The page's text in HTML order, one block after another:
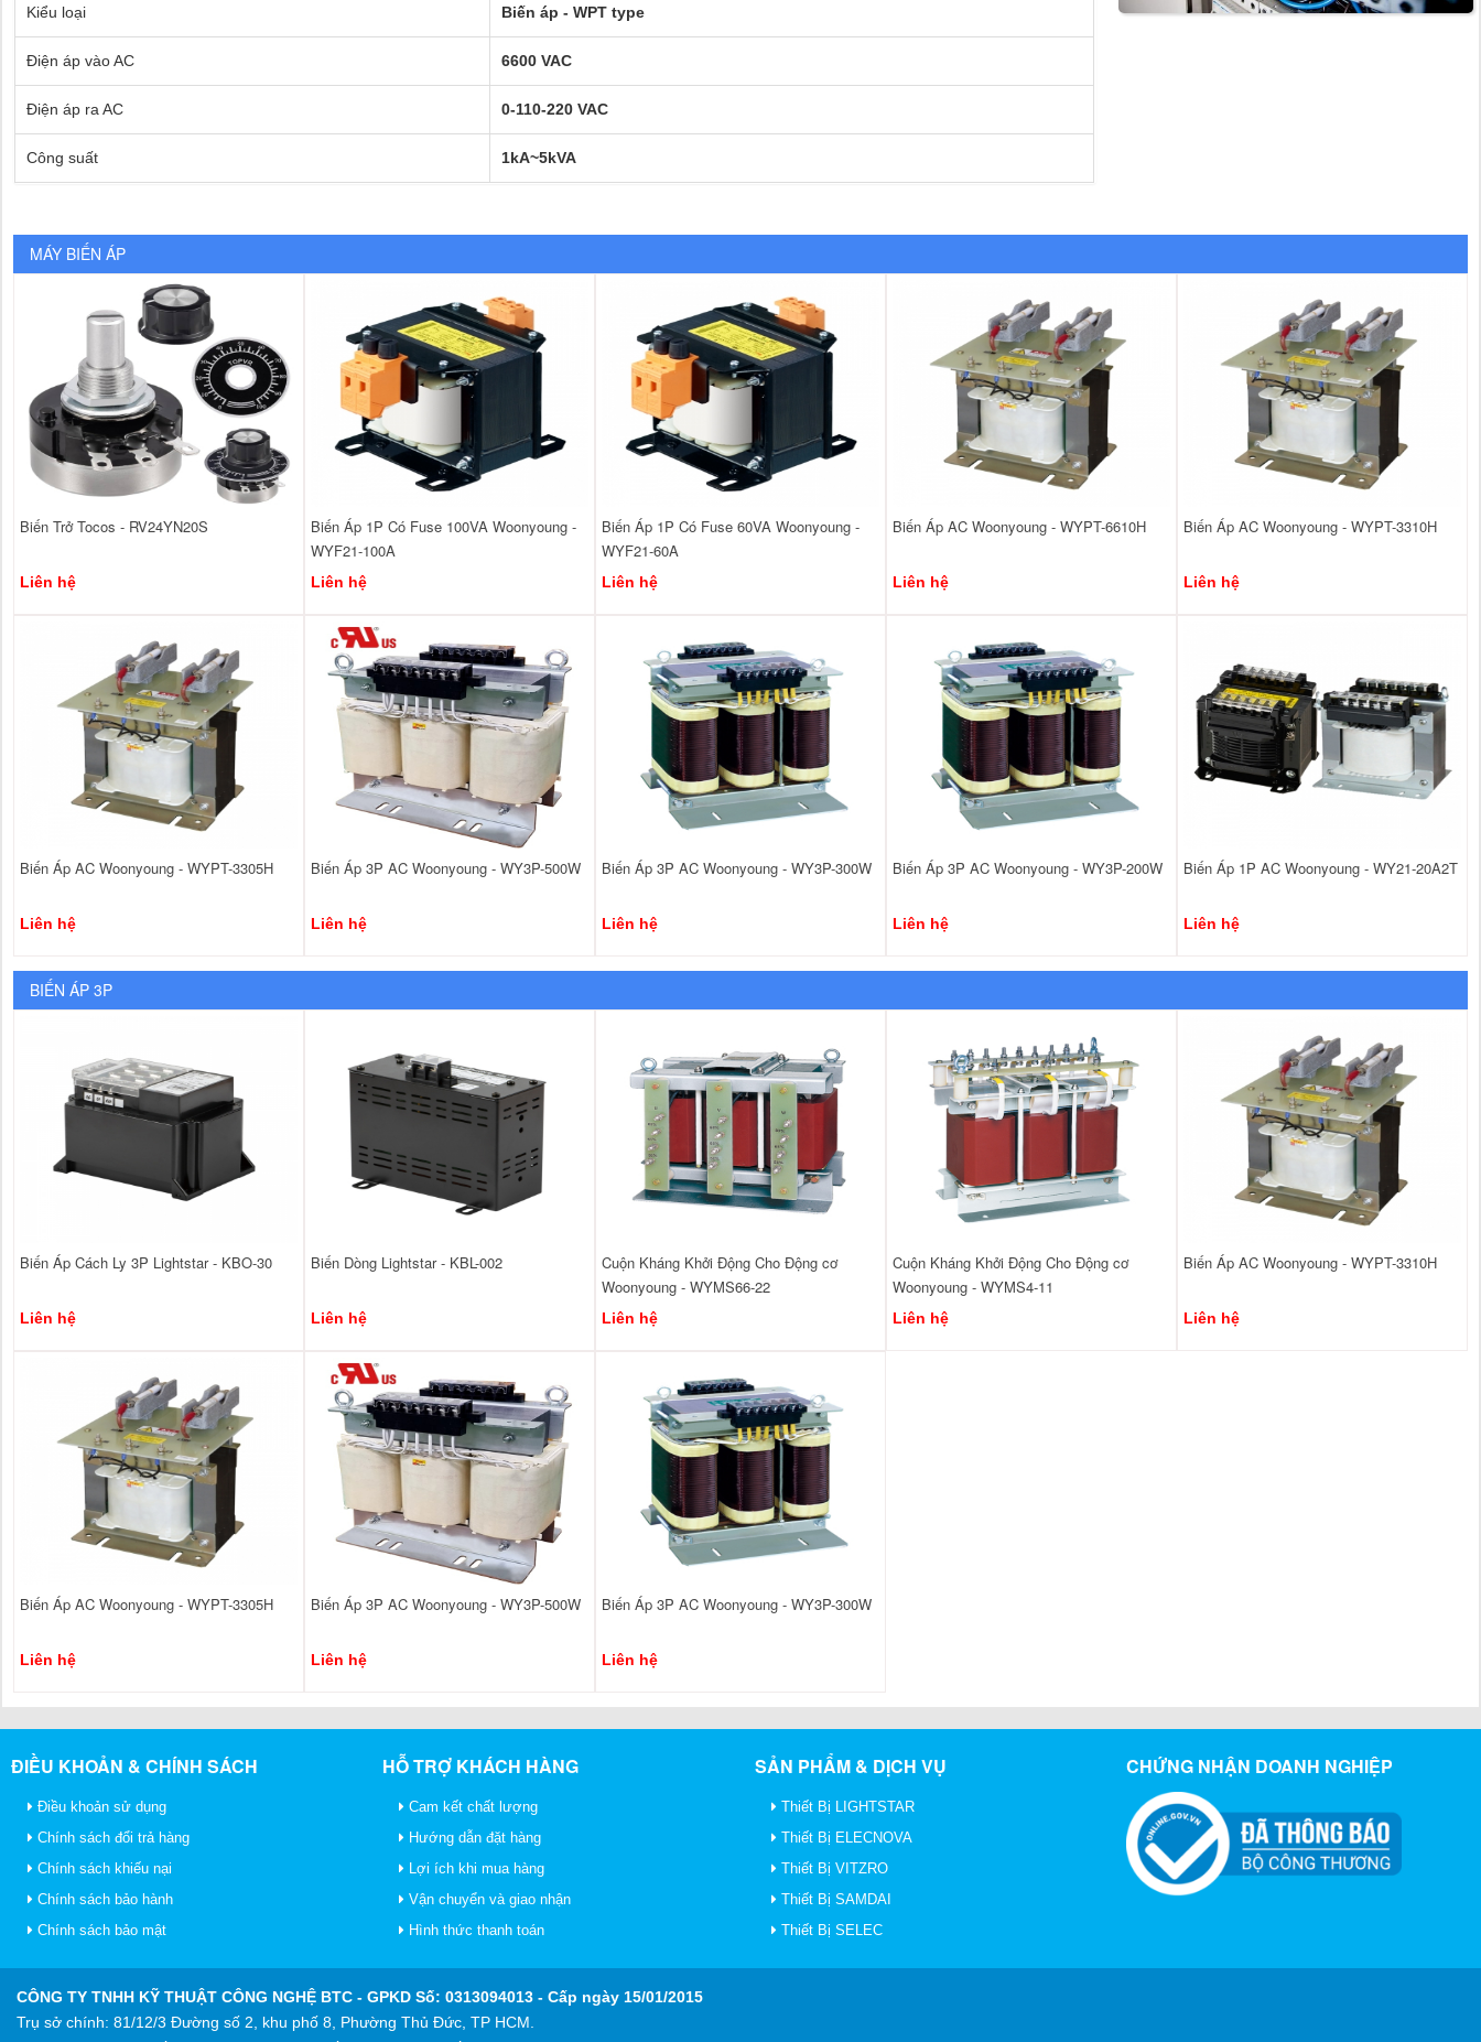
Kiểu loại Biến áp - WPT type
Điện áp vào AC 6600 VAC
Điện áp ra AC 0-110-220 VAC
Công suất 1kA~5kVA
MÁY BIẾN ÁP
Biến Trở Tocos - RV24YN20S
Liên hệ
Biến Áp 1P Có Fuse 100VA Woonyoung -
WYF21-100A
Liên hệ
Biến Áp 1P Có Fuse 60VA Woonyoung -
WYF21-60A
Liên hệ
Biến Áp AC Woonyoung - WYPT-6610H
Liên hệ
Biến Áp AC Woonyoung - WYPT-3310H
Liên hệ
Biến Áp AC Woonyoung - WYPT-3305H
Liên hệ
Biến Áp 3P AC Woonyoung - WY3P-500W
Liên hệ
Biến Áp 3P AC Woonyoung - WY3P-300W
Liên hệ
Biến Áp 3P AC Woonyoung - WY3P-200W
Liên hệ
Biến Áp 1P AC Woonyoung - WY21-20A2T
Liên hệ
BIẾN ÁP 3P
Biến Áp Cách Ly 3P Lightstar - KBO-30
Liên hệ
Biến Dòng Lightstar - KBL-002
Liên hệ
Cuộn Kháng Khởi Động Cho Động cơ
Woonyoung - WYMS66-22
Liên hệ
Cuộn Kháng Khởi Động Cho Động cơ
Woonyoung - WYMS4-11
Liên hệ
Biến Áp AC Woonyoung - WYPT-3310H
Liên hệ
Biến Áp AC Woonyoung - WYPT-3305H
Liên hệ
Biến Áp 3P AC Woonyoung - WY3P-500W
Liên hệ
Biến Áp 3P AC Woonyoung - WY3P-300W
Liên hệ
ĐIỀU KHOẢN & CHÍNH SÁCH
Điều khoản sử dụng
Chính sách đổi trả hàng
Chính sách khiếu nại
Chính sách bảo hành
Chính sách bảo mật
HỖ TRỢ KHÁCH HÀNG
Cam kết chất lượng
Hướng dẫn đặt hàng
Lợi ích khi mua hàng
Vận chuyển và giao nhận
Hình thức thanh toán
SẢN PHẨM & DỊCH VỤ
Thiết Bị LIGHTSTAR
Thiết Bị ELECNOVA
Thiết Bị VITZRO
Thiết Bị SAMDAI
Thiết Bị SELEC
CHỨNG NHẬN DOANH NGHIỆP
CÔNG TY TNHH KỸ THUẬT CÔNG NGHỆ BTC - GPKD Số: 0313094013 - Cấp ngày 15/01/2015
Trụ sở chính: 81/12/3 Đường số 2, khu phố 8, Phường Thủ Đức, TP HCM.